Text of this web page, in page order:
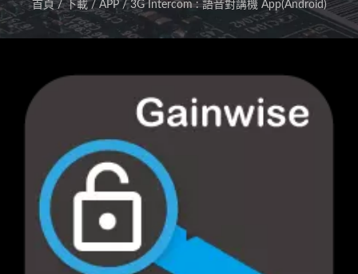
首頁 / 下載 / APP / 3G Intercom : 語音對講機 App(Android)